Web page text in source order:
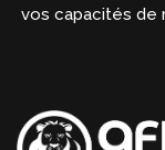
vos capacités de